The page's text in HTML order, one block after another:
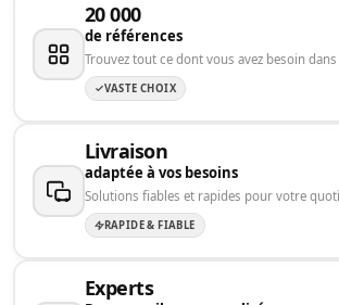
20 000
de références
Trouvez tout ce dont vous avez besoin
VASTE CHOIX
Livraison
adaptée à vos besoins
Solutions fiables et rapides pour votre
RAPIDE & FIABLE
Experts